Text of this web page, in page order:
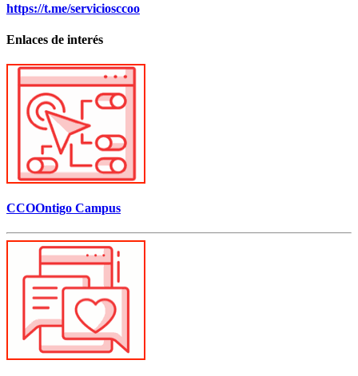
https://t.me/serviciosccoo
Enlaces de interés
CCOOntigo Campus